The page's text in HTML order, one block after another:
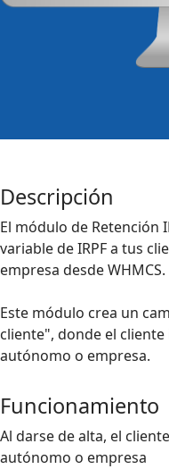
Descripción
El módulo de Retención
variable de IRPF a tus
empresa desde WHMCS.
Este módulo crea un
cliente", donde el
autónomo o empresa.
Funcionamiento
Al darse de alta, el
autónomo o empresa